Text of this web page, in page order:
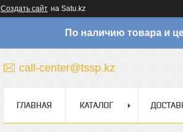
Создать сайт на Satu.kz
По наличию товара и
call-center@tssp.kz
ГЛАВНАЯ КАТАЛОГ